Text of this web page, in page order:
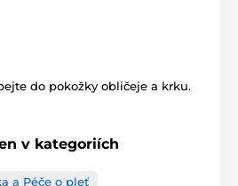
do pokožky obličeje a krku.
v kategoriích
a Péče o pleť